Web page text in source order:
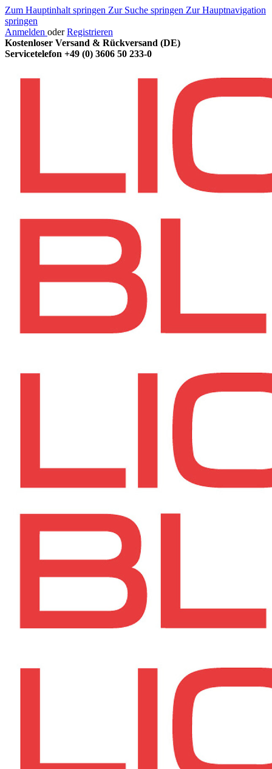
Zum Hauptinhalt springen Zur Suche springen Zur Hauptnavigation
springen
Anmelden oder Registrieren
Kostenloser Versand & Rückversand (DE)
Servicetelefon +49 (0) 3606 50 233-0